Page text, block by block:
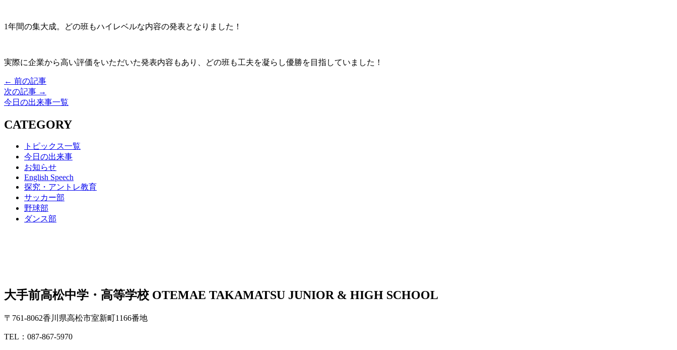
1年間の集大成。どの班もハイレベルな内容の発表となりました！
実際に企業から高い評価をいただいた発表内容もあり、どの班も工夫を凝らし優勝を目指していました！
← 前の記事
次の記事 →
今日の出来事一覧
CATEGORY
トピックス一覧
今日の出来事
お知らせ
English Speech
探究・アントレ教育
サッカー部
野球部
ダンス部
大手前高松中学・高等学校 OTEMAE TAKAMATSU JUNIOR & HIGH SCHOOL
〒761-8062香川県高松市室新町1166番地
TEL：087-867-5970